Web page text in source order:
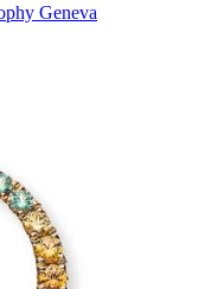
Geneva